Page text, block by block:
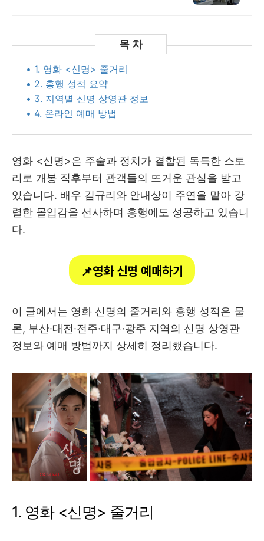
• 1. 영화 <신명> 줄거리
• 2. 흥행 성적 요약
• 3. 지역별 신명 상영관 정보
• 4. 온라인 예매 방법
영화 <신명>은 주술과 정치가 결합된 독특한 스토
리로 개봉 직후부터 관객들의 뜨거운 관심을 받고
있습니다. 배우 김규리와 안내상이 주연을 맡아 강
렬한 몰입감을 선사하며 흥행에도 성공하고 있습니
다.
📌영화 신명 예매하기
이 글에서는 영화 신명의 줄거리와 흥행 성적은 물
론, 부산·대전·전주·대구·광주 지역의 신명 상영관
정보와 예매 방법까지 상세히 정리했습니다.
1. 영화 <신명> 줄거리